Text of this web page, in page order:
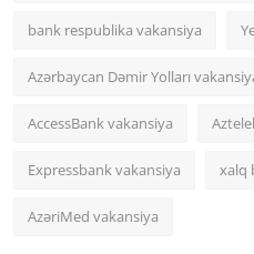
bank respublika vakansiya
Azərbaycan Dəmir Yolları
AccessBank vakansiya
Expressbank vakansiya xalq
AzəriMed vakansiya